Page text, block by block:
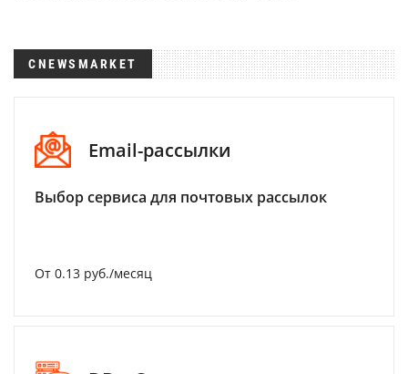
CNEWSMARKET
Email-рассылки
Выбор сервиса для почтовых рассылок
От 0.13 руб./месяц